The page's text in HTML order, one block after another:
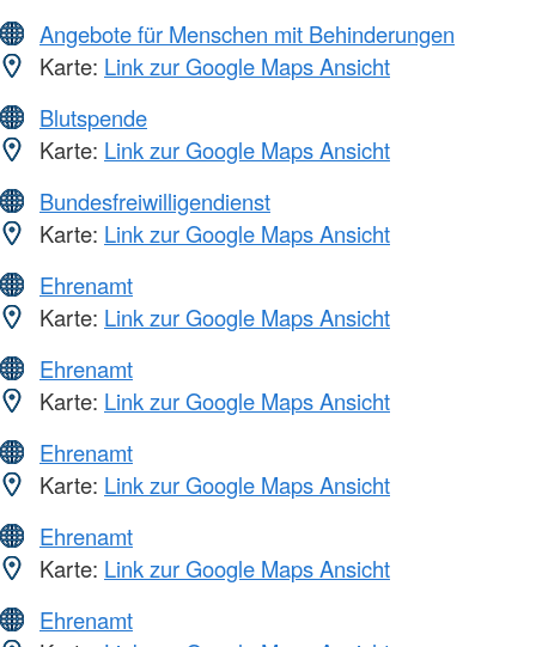
Angebote für Menschen mit Behinderungen
Karte: Link zur Google Maps Ansicht
Blutspende
Karte: Link zur Google Maps Ansicht
Bundesfreiwilligendienst
Karte: Link zur Google Maps Ansicht
Ehrenamt
Karte: Link zur Google Maps Ansicht
Ehrenamt
Karte: Link zur Google Maps Ansicht
Ehrenamt
Karte: Link zur Google Maps Ansicht
Ehrenamt
Karte: Link zur Google Maps Ansicht
Ehrenamt